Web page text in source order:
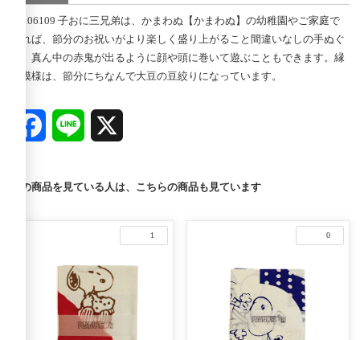
06106109 子おに三兄弟は、かまわぬ【かまわぬ】の幼稚園やご家庭で
飾れば、節分のお祝いがより楽しく盛り上がること間違いなしの手ぬぐ
い。真ん中の赤鬼が出るように顔や頭に巻いて遊ぶこともできます。縁
の模様は、節分にちなんで大豆の豆絞りになっています。
FacebookLine
この商品を見ている人は、こちらの商品も見ています
1 0